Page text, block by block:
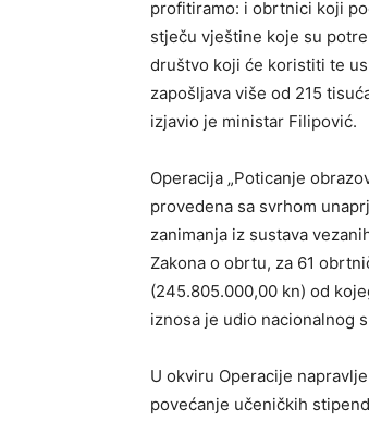
profitiramo: i obrtnici koji
stječu vještine koje su
društvo koji će koristiti te
zapošljava više od 215
izjavio je ministar Filipović.
Operacija „Poticanje
provedena sa svrhom
zanimanja iz sustava
Zakona o obrtu, za 61
(245.805.000,00 kn) od
iznosa je udio nacionalnog
U okviru Operacije
povećanje učeničkih